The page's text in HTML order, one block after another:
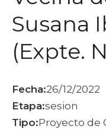
Susana
(Expte.
Fecha:26/12/2022
Etapa:sesion
Tipo:Proyecto de